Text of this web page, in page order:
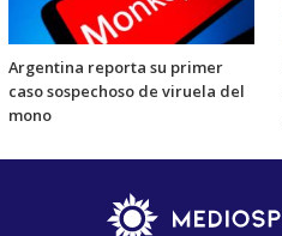
Argentina reporta su primer
caso sospechoso de viruela del
mono